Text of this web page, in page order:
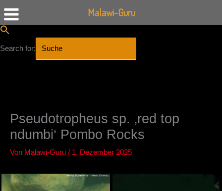
Search for:
Pseudotropheus sp. ‚red top
ndumbi‘ Pombo Rocks
Von Malawi-Guru / 1. Dezember 2025
Malawi-Guru